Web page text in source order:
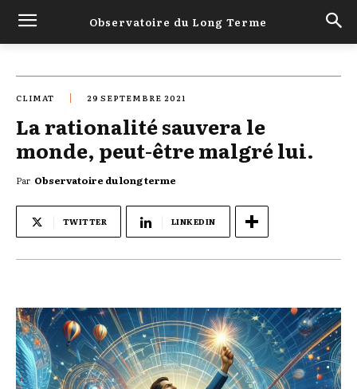
Observatoire du Long Terme
CLIMAT 29 SEPTEMBRE 2021
La rationalité sauvera le
monde, peut-être malgré lui.
Par Observatoire du long terme
TWITTER LINKEDIN